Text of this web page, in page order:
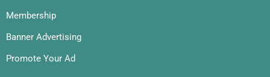
Membership
Banner Advertising
Promote Your Ad